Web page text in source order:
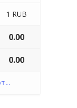
1 RUB
0.00
0.00